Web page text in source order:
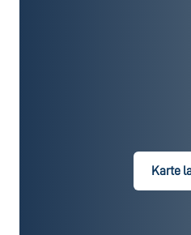
Karte